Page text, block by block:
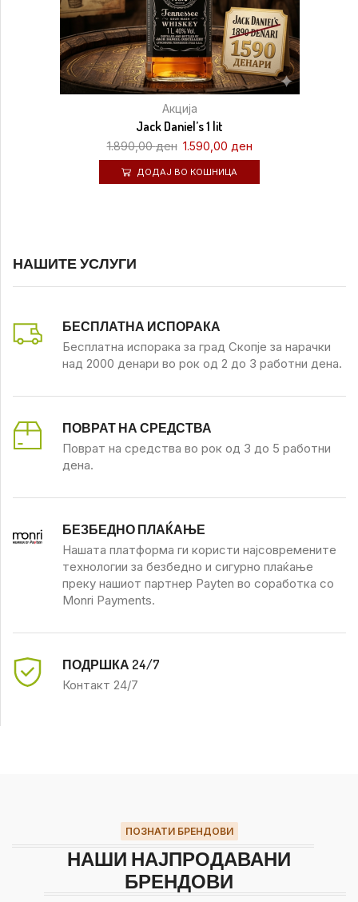
Акција
Jack Daniel’s 1 lit
1.890,00ден 1.590,00 ден
ДОДАЈ ВО КОШНИЦА
НАШИТЕ УСЛУГИ
БЕСПЛАТНА ИСПОРАКА
Бесплатна испорака за град Скопје за нарачки
над 2000 денари во рок од 2 до 3 работни дена.
ПОВРАТ НА СРЕДСТВА
Поврат на средства во рок од 3 до 5 работни
дена.
БЕЗБЕДНО ПЛАЌАЊЕ
Нашата платформа ги користи најсовремените
технологии за безбедно и сигурно плаќање
преку нашиот партнер Payten во соработка со
Monri Payments.
ПОДРШКА 24/7
Контакт 24/7
ПОЗНАТИ БРЕНДОВИ
НАШИ НАЈПРОДАВАНИ
БРЕНДОВИ